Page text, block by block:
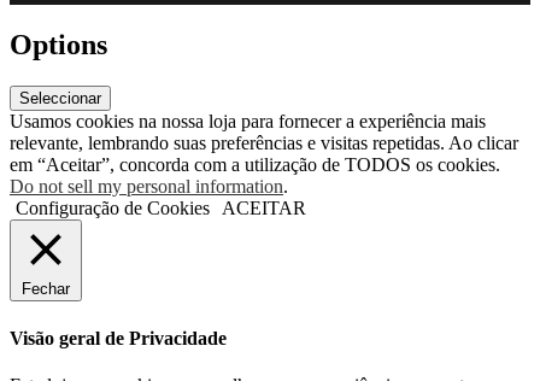
Options
Seleccionar
Usamos cookies na nossa loja para fornecer a experiência mais
relevante, lembrando suas preferências e visitas repetidas. Ao clicar
em “Aceitar”, concorda com a utilização de TODOS os cookies.
Do not sell my personal information.
Configuração de Cookies
ACEITAR
Fechar
Visão geral de Privacidade